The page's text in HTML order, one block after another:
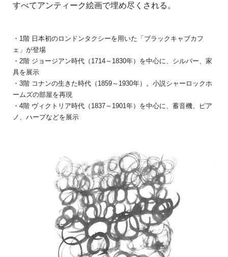
すべてアンティーク絵画で埋め尽くされる。
・1階 日本初のロンドンタクシーを用いた「ブラックキャブカフ
ェ」が登場
・2階 ジョージアン時代（1714～1830年）を中心に、シルバー、家
具を展示
・3階 コナンの生きた時代（1859～1930年）。小説シャーロックホ
ームズの部屋を再現
・4階 ヴィクトリア時代（1837～1901年）を中心に、蓄音機、ピア
ノ、ハープなどを展示